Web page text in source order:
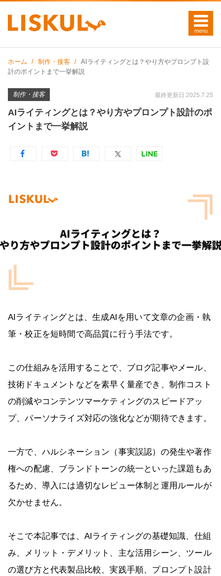
ホーム 制作・接客
AIライティングとは？やり方やプロンプト設
計のポイントまで一挙解説
制作・接客 最終更新日:2025.7.25
AIライティングとは？やり方やプロンプト設計のポ
イントまで一挙解説
AIライティングとは、生成AIを用いて文章の企画・執
筆・校正を短時間で高品質に行う手法です。
この仕組みを活用することで、ブログ記事やメール、
技術ドキュメントなどを素早く量産でき、制作コスト
の削減やコンテンツマーケティングのスピードアッ
プ、パーソナライズ対応の強化などが期待できます。
一方で、ハルシネーション（事実誤認）の発生や著作
権への配慮、ブランドトーンの統一といった課題もあ
るため、導入には適切なレビュー体制と運用ルールが
欠かせません。
そこで本記事では、AIライティングの基礎知識、仕組
み、メリット・デメリット、主な活用シーン、ツール
の選び方と代表製品比較、実践手順、プロンプト設計